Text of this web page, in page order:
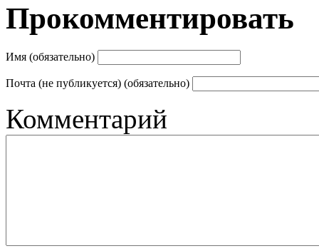
Прокомментировать
Имя (обязательно)
Почта (не публикуется) (обязательно)
Комментарий